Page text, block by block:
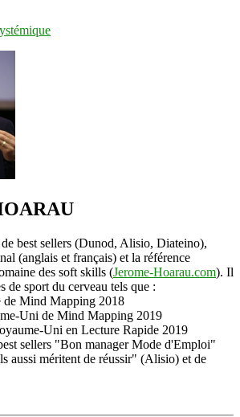
best sellers (Dunod, Alisio, Diateino),
(anglais et français) et la référence
des soft skills (Jerome-Hoarau.com). Il
de sport du cerveau tels que :
de Mind Mapping 2018
Uni de Mind Mapping 2019
Uni en Lecture Rapide 2019
sellers "Bon manager Mode d'Emploi"
aussi méritent de réussir" (Alisio) et de